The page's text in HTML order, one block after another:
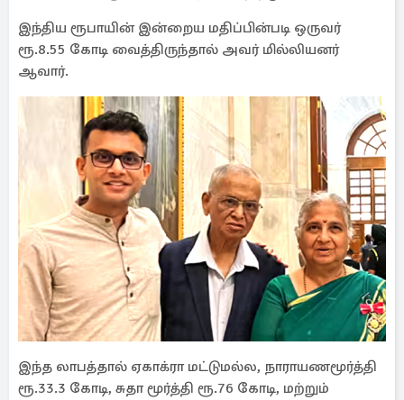
இந்திய ரூபாயின் இன்றைய மதிப்பின்படி ஒருவர்
ரூ.8.55 கோடி வைத்திருந்தால் அவர் மில்லியனர்
ஆவார்.
இந்த லாபத்தால் ஏகாக்ரா மட்டுமல்ல, நாராயணமூர்த்தி
ரூ.33.3 கோடி, சுதா மூர்த்தி ரூ.76 கோடி, மற்றும்